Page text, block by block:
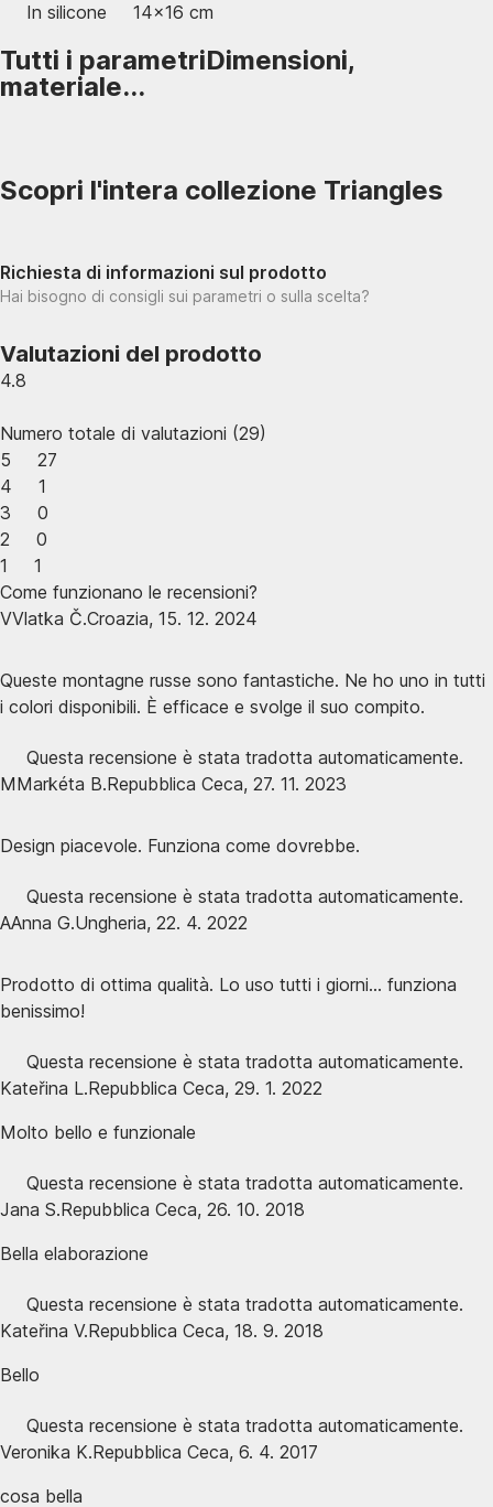
In silicone
14x16 cm
Tutti i parametriDimensioni,
materiale...
Scopri l'intera collezione Triangles
Richiesta di informazioni sul prodotto
Hai bisogno di consigli sui parametri o sulla scelta?
Valutazioni del prodotto
4.8
Numero totale di valutazioni (29)
5
27
4
1
3
0
2
0
1
1
Come funzionano le recensioni?
VVlatka Č.Croazia, 15. 12. 2024
Queste montagne russe sono fantastiche. Ne ho uno in tutti
i colori disponibili. È efficace e svolge il suo compito.
Questa recensione è stata tradotta automaticamente.
MMarkéta B.Repubblica Ceca, 27. 11. 2023
Design piacevole. Funziona come dovrebbe.
Questa recensione è stata tradotta automaticamente.
AAnna G.Ungheria, 22. 4. 2022
Prodotto di ottima qualità. Lo uso tutti i giorni... funziona
benissimo!
Questa recensione è stata tradotta automaticamente.
Kateřina L.Repubblica Ceca, 29. 1. 2022
Molto bello e funzionale
Questa recensione è stata tradotta automaticamente.
Jana S.Repubblica Ceca, 26. 10. 2018
Bella elaborazione
Questa recensione è stata tradotta automaticamente.
Kateřina V.Repubblica Ceca, 18. 9. 2018
Bello
Questa recensione è stata tradotta automaticamente.
Veronika K.Repubblica Ceca, 6. 4. 2017
cosa bella